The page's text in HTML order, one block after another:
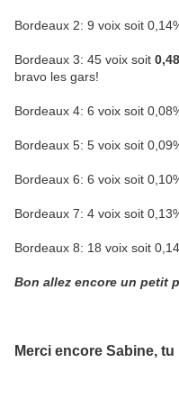
Bordeaux 2: 9 voix soit
Bordeaux 3: 45 voix soit 0,48
bravo les gars!
Bordeaux 4: 6 voix soit
Bordeaux 5: 5 voix soit
Bordeaux 6: 6 voix soit
Bordeaux 7: 4 voix soit
Bordeaux 8: 18 voix soit
Bon allez encore un petit
Merci encore Sabine,